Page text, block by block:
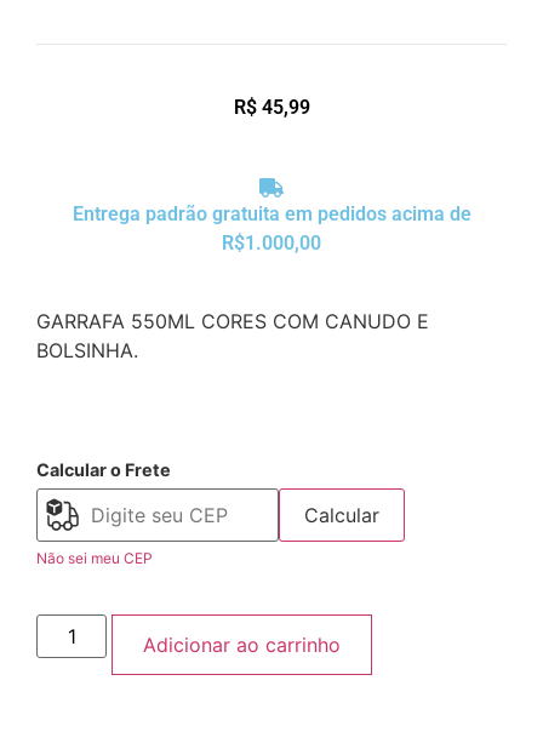
R$45,99
Entrega padrão gratuita em pedidos acima de
R$1.000,00
GARRAFA 550ML CORES COM CANUDO E
BOLSINHA.
Calcular o Frete
Calcular
Não sei meu CEP
Adicionar ao carrinho